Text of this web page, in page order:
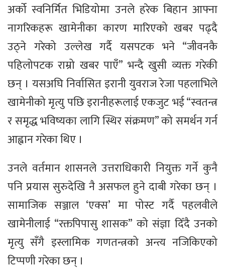
अर्को स्वनिर्मित भिडियोमा उनले हरेक बिहान आफ्ना
नागरिकहरू खामेनीका कारण मारिएको खबर पढ्दै
उठ्ने गरेको उल्लेख गर्दै यसपटक भने “जीवनकै
पहिलोपटक राम्रो खबर पाएँ” भन्दै खुसी व्यक्त गरेकी
छन् । यसअघि निर्वासित इरानी युवराज रेजा पहलाभिले
खामेनीको मृत्यु पछि इरानीहरूलाई एकजुट भई “स्वतन्त्र
र समृद्ध भविष्यका लागि स्थिर संक्रमण” को समर्थन गर्न
आह्वान गरेका थिए ।
उनले वर्तमान शासनले उत्तराधिकारी नियुक्त गर्ने कुनै
पनि प्रयास सुरुदेखि नै असफल हुने दाबी गरेका छन् ।
सामाजिक सञ्जाल ‘एक्स’ मा पोस्ट गर्दै पहलवीले
खामेनीलाई “रक्तपिपासु शासक” को संज्ञा दिँदै उनको
मृत्यु सँगै इस्लामिक गणतन्त्रको अन्त्य नजिकिएको
टिप्पणी गरेका छन् ।